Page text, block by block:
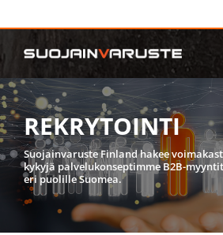
REKRYTOINTI
Suojainvaruste Finland hakee
kykyjä palvelukonseptimme B2B-
eri puolille Suomea.